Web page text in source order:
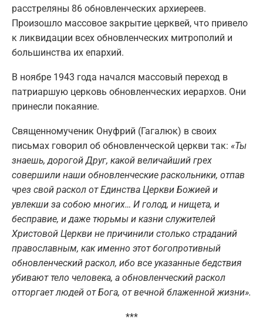
расстреляны 86 обновленческих архиереев.
Произошло массовое закрытие церквей, что привело
к ликвидации всех обновленческих митрополий и
большинства их епархий.
В ноябре 1943 года начался массовый переход в
патриаршую церковь обновленческих иерархов. Они
принесли покаяние.
Священномученик Онуфрий (Гагалюк) в своих
письмах говорил об обновленческой церкви так: «Ты
знаешь, дорогой Друг, какой величайший грех
совершили наши обновленческие раскольники, отпав
чрез свой раскол от Единства Церкви Божией и
увлекши за собою многих… И голод, и нищета, и
бесправие, и даже тюрьмы и казни служителей
Христовой Церкви не причинили столько страданий
православным, как именно этот богопротивный
обновленческий раскол, ибо все указанные бедствия
убивают тело человека, а обновленческий раскол
отторгает людей от Бога, от вечной блаженной жизни».
***